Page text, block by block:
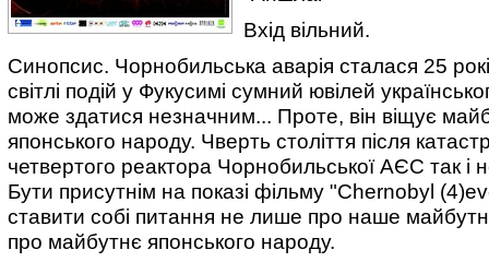
Вхід вільний.
Синопсис. Чорнобильська аварія сталася 25
світлі подій у Фукусимі сумний ювілей
може здатися незначним... Проте, він віщує
японського народу. Чверть століття після
четвертого реактора Чорнобильської АЄС так і
Бути присутнім на показі фільму "Chernobyl
ставити собі питання не лише про наше
про майбутнє японського народу.